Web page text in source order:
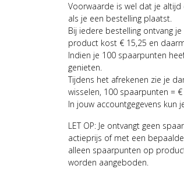
Voorwaarde is wel dat je
als je een bestelling plaatst.
Bij iedere bestelling ontvang
product kost € 15,25 en
Indien je 100 spaarpunten
genieten.
Tijdens het afrekenen zie je
wisselen, 100 spaarpunten =
In jouw accountgegevens kun
LET OP: Je ontvangt geen
actieprijs of met een
alleen spaarpunten op
worden aangeboden.